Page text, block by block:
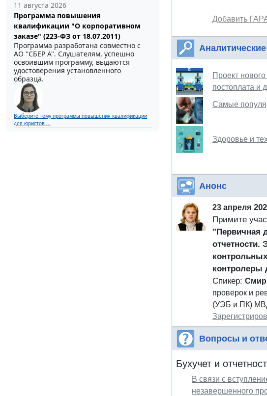
11 августа 2026
Программа повышения
квалификации "О корпоративном
заказе" (223-ФЗ от 18.07.2011)
Программа разработана совместно с
АО ''СБЕР А". Слушателям, успешно
освоившим программу, выдаются
удостоверения установленного
образца.
Выберите тему программы повышения квалификации
для юристов ...
Добавить
Аналитические
Проект
постоплата и
Самые
Здоровье и
Анонс
23 апреля
Примите
"Первичная
отчетности.
контролеры
Спикер:
проверок и
(УЭБ и ПК)
Вопросы и
Бухучет и
В связи с
незавершенного